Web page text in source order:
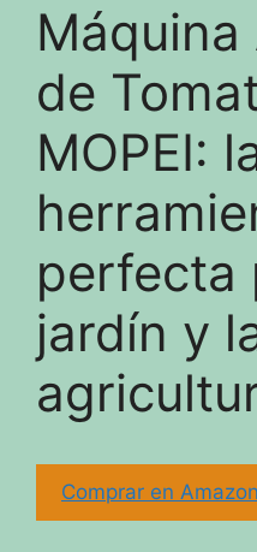
de
MOPEI:
perfecta
jardín y
Comprar en Amazon